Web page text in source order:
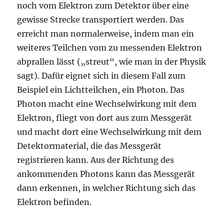
noch vom Elektron zum Detektor über eine
gewisse Strecke transportiert werden. Das
erreicht man normalerweise, indem man ein
weiteres Teilchen vom zu messenden Elektron
abprallen lässt („streut“, wie man in der Physik
sagt). Dafür eignet sich in diesem Fall zum
Beispiel ein Lichtteilchen, ein Photon. Das
Photon macht eine Wechselwirkung mit dem
Elektron, fliegt von dort aus zum Messgerät
und macht dort eine Wechselwirkung mit dem
Detektormaterial, die das Messgerät
registrieren kann. Aus der Richtung des
ankommenden Photons kann das Messgerät
dann erkennen, in welcher Richtung sich das
Elektron befinden.